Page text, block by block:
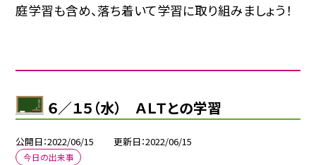
庭学習も含め、落ち着いて学習に取り組みましょう！
６／１５（水） ＡＬＴとの学習
公開日 2022/06/15 更新日 2022/06/15
今日の出来事